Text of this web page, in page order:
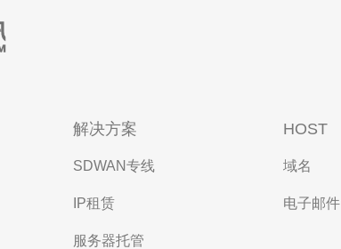
解决方案
SDWAN专线
IP租赁
服务器托管
HOST
域名
电子邮件